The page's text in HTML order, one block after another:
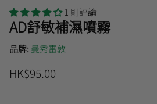
曼秀雷敦
1 則評論
AD舒敏補濕噴霧
品牌: 曼秀雷敦
HK$95.00